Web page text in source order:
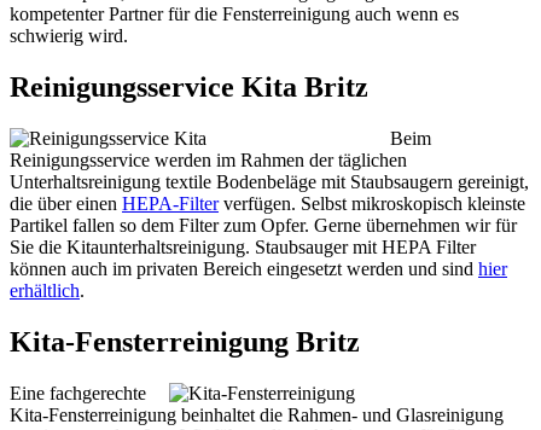
kompetenter Partner für die Fensterreinigung auch wenn es
schwierig wird.
Reinigungsservice Kita Britz
Beim
Reinigungsservice werden im Rahmen der täglichen
Unterhaltsreinigung textile Bodenbeläge mit Staubsaugern gereinigt,
die über einen HEPA-Filterverfügen. Selbst mikroskopisch kleinste
Partikel fallen so dem Filter zum Opfer. Gerne übernehmen wir für
Sie die Kitaunterhaltsreinigung. Staubsauger mit HEPA Filter
können auch im privaten Bereich eingesetzt werden und sind hier
erhältlich.
Kita-Fensterreinigung Britz
Eine fachgerechte
Kita-Fensterreinigung beinhaltet die Rahmen- und Glasreinigung